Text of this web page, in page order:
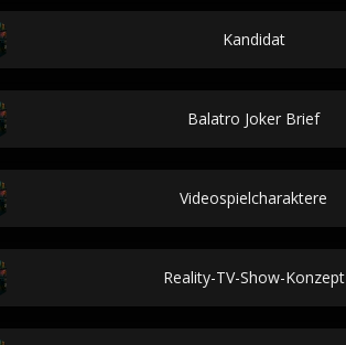
Kandidat
Balatro Joker Brief
Videospielcharaktere
Reality-TV-Show-Konzept